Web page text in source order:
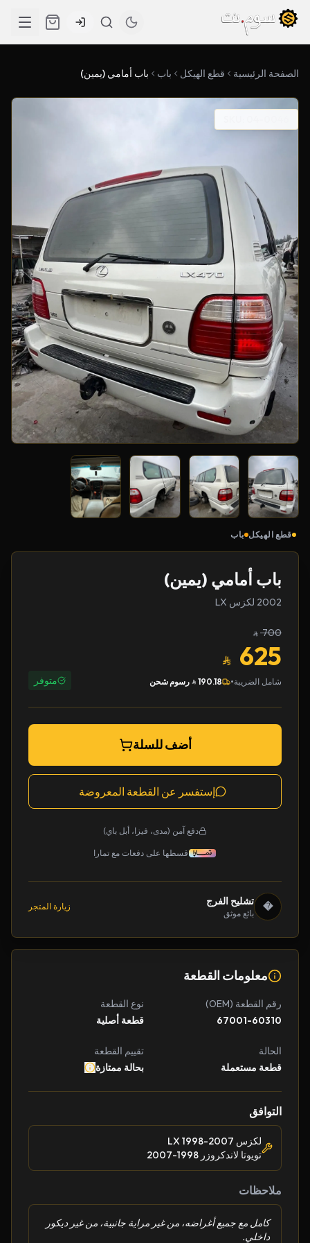
الصفحة الرئيسية قطع الهيكل باب باب أمامي (يمين)
قطع الهيكل باب
باب أمامي (يمين)
2002 لكزس LX
700
625
شامل الضريبة•
190.18 رسوم شحن متوفر
أضف للسلة
إستفسر عن القطعة المعروضة
دفع آمن (مدى، فيزا، أبل باي)
قسطها على دفعات مع تمارا
� تشليح الفرج
بائع موثق
زيارة المتجر
معلومات القطعة
رقم القطعة (OEM)
67001-60310
نوع القطعة
قطعة أصلية
الحالة
قطعة مستعملة
تقييم القطعة
بحالة ممتازة
التوافق
لكزس LX 1998-2007
تويوتا لاندكروزر 1998-2007
ملاحظات
كامل مع جميع أغراضه، من غير مراية جانبية، من غير ديكور
داخلي.